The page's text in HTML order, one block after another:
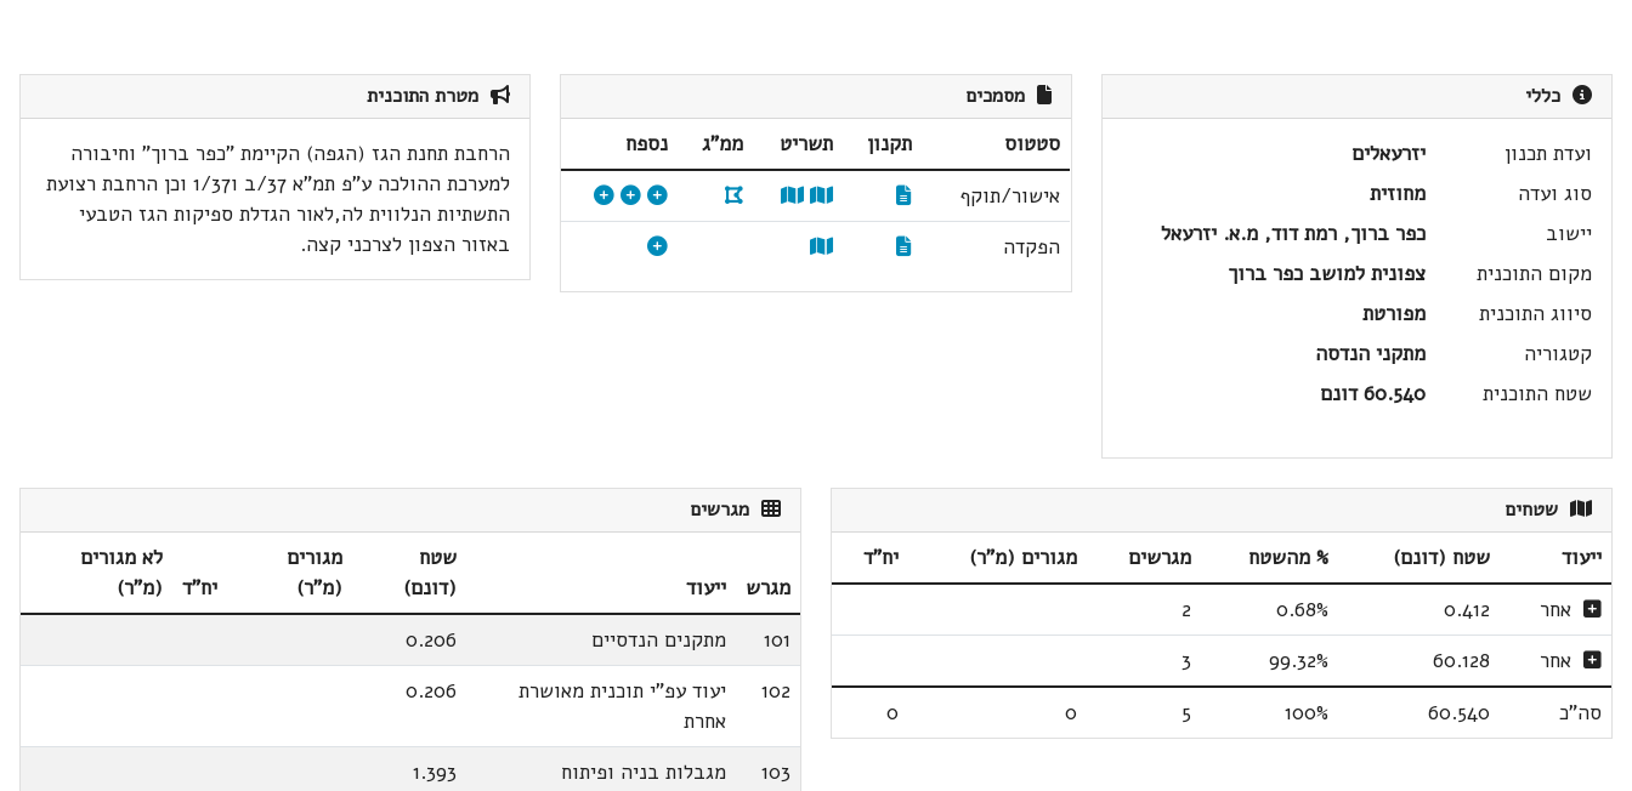
כללי
ועדת תכנון
יזרעאלים
סוג ועדה
מחוזית
יישוב
כפר ברוך, רמת דוד, מ.א. יזרעאל
מקום התוכנית
צפונית למושב כפר ברוך
סיווג התוכנית
מפורטת
קטגוריה
מתקני הנדסה
שטח התוכנית
60.540 דונם
מסמכים
סטטוס תקנון תשריט ממ"ג
נספח
אישור/תוקף
הפקדה
מטרת התוכנית
הרחבת תחנת הגז (הגפה) הקיימת "כפר ברוך" וחיבורה
למערכת ההולכה ע"פ תמ"א 37/ב ו1/37 וכן הרחבת רצועת
התשתיות הנלווית לה,לאור הגדלת ספיקות הגז הטבעי
באזור הצפון לצרכני קצה.
שטחים
ייעוד שטח (דונם) % מהשטח מגרשים מגורים (מ"ר)
יח"ד
אחר
0.412
0.68%
2
אחר
60.128
99.32%
3
סה"כ
60.540
100%
5
0
0
מגרשים
מגרש ייעוד
שטח
(דונם)
מגורים
(מ"ר)
יח"ד
לא מגורים
(מ"ר)
101
מתקנים הנדסיים
0.206
102
יעוד עפ"י תוכנית מאושרת
אחרת
0.206
103 מגבלות בניה ופיתוח
1.393